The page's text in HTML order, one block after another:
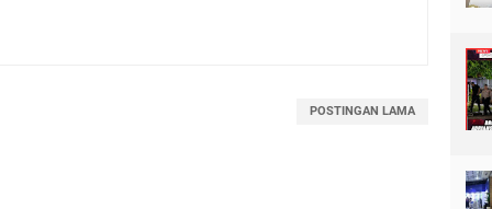
POSTINGAN LAMA